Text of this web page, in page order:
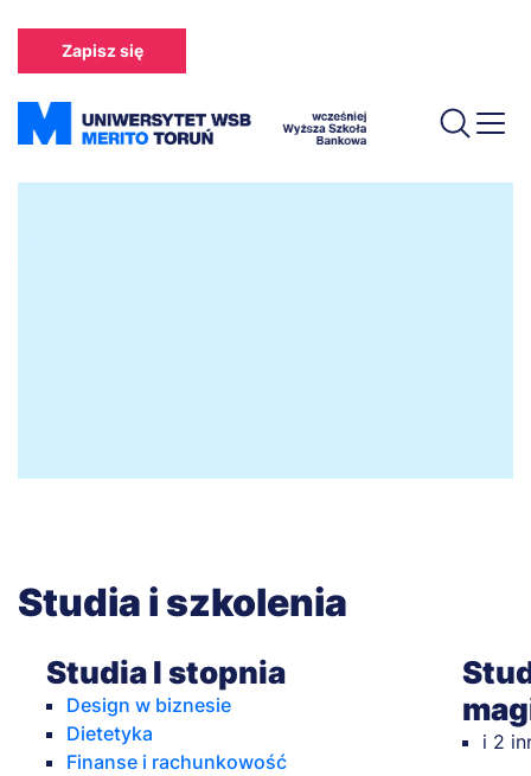
treści
Zapisz się
Studia i szkolenia
Studia I stopnia
Design w biznesie
Dietetyka
Finanse i rachunkowość
i 2